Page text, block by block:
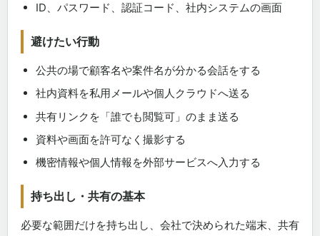
ID、パスワード、認証コード、社内システムの画面
避けたい行動
公共の場で顧客名や案件名が分かる会話をする
社内資料を私用メールや個人クラウドへ送る
共有リンクを「誰でも閲覧可」のまま送る
資料や画面を許可なく撮影する
機密情報や個人情報を外部サービスへ入力する
持ち出し・共有の基本
必要な範囲だけを持ち出し、会社で決められた端末、共有